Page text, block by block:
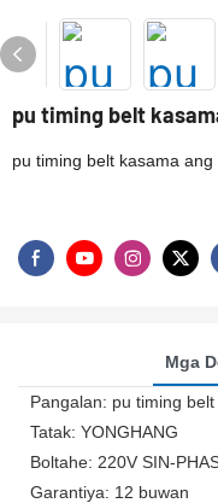
pu timing belt
pu timing belt kasama
Mga
Pangalan: pu timing
Tatak: YONGHANG
Boltahe: 220V SIN-
Garantiya: 12 buwan